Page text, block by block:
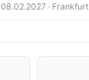
· Frankfurt